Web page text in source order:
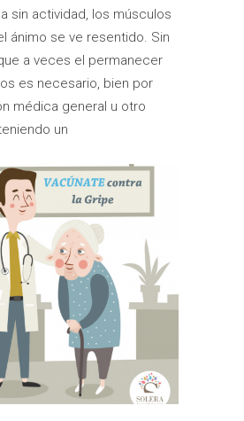
sin actividad, los músculos
ánimo se ve resentido. Sin
a veces el permanecer
es necesario, bien por
médica general u otro
un